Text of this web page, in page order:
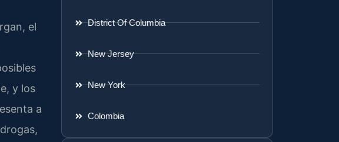
el
y los
a
District Of Columbia
New Jersey
New York
Colombia